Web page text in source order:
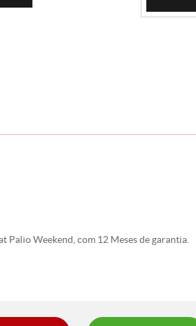
Palio Weekend, com 12 Meses de garantia.